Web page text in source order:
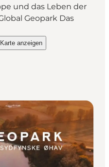
und das Leben der
Geopark Das
Langeland"
anzeigen
Besuchscenter Langeland